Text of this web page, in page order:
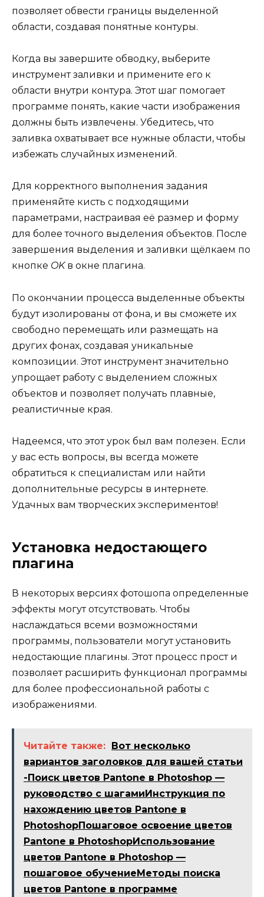
позволяет обвести границы выделенной
области, создавая понятные контуры.
Когда вы завершите обводку, выберите
инструмент заливки и примените его к
области внутри контура. Этот шаг помогает
программе понять, какие части изображения
должны быть извлечены. Убедитесь, что
заливка охватывает все нужные области, чтобы
избежать случайных изменений.
Для корректного выполнения задания
применяйте кисть с подходящими
параметрами, настраивая её размер и форму
для более точного выделения объектов. После
завершения выделения и заливки щёлкаем по
кнопке OKв окне плагина.
По окончании процесса выделенные объекты
будут изолированы от фона, и вы сможете их
свободно перемещать или размещать на
других фонах, создавая уникальные
композиции. Этот инструмент значительно
упрощает работу с выделением сложных
объектов и позволяет получать плавные,
реалистичные края.
Надеемся, что этот урок был вам полезен. Если
у вас есть вопросы, вы всегда можете
обратиться к специалистам или найти
дополнительные ресурсы в интернете.
Удачных вам творческих экспериментов!
Установка недостающего
плагина
В некоторых версиях фотошопа определенные
эффекты могут отсутствовать. Чтобы
наслаждаться всеми возможностями
программы, пользователи могут установить
недостающие плагины. Этот процесс прост и
позволяет расширить функционал программы
для более профессиональной работы с
изображениями.
Читайте также: Вот несколько
вариантов заголовков для вашей статьи
-Поиск цветов Pantone в Photoshop —
руководство с шагамиИнструкция по
нахождению цветов Pantone в
PhotoshopПошаговое освоение цветов
Pantone в PhotoshopИспользование
цветов Pantone в Photoshop —
пошаговое обучениеМетоды поиска
цветов Pantone в программе